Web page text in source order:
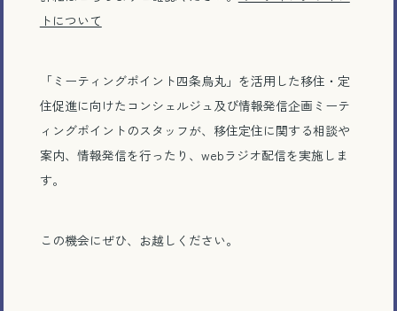
メール相談・面談予約
LINEで相談する
トについて
「ミーティングポイント四条烏丸」を活用した移住・定
住促進に向けたコンシェルジュ及び情報発信企画ミーテ
ィングポイントのスタッフが、移住定住に関する相談や
案内、情報発信を行ったり、webラジオ配信を実施しま
す。
この機会にぜひ、お越しください。